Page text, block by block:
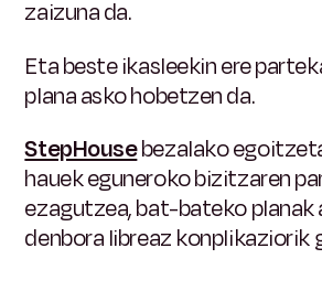
zaizuna da.
Eta beste ikasleekin ere
plana asko hobetzen da.
StepHousebezalako
hauek eguneroko bizitzaren
ezagutzea, bat-bateko
denbora libreaz konplikaziorik